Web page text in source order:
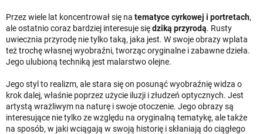
Przez wiele lat koncentrował się na tematyce cyrkowej i portretach,
ale ostatnio coraz bardziej interesuje siędziką przyrodą. Rusty
uwiecznia przyrodę nie tylko taką, jaka jest. W swoje obrazy wplata
też trochę własnej wyobraźni, tworząc oryginalne i zabawne dzieła.
Jego ulubioną techniką jest malarstwo olejne.
Jego styl to realizm, ale stara się on posunąć wyobraźnię widza o
krok dalej, właśnie poprzez użycie iluzji i złudzeń optycznych. Jest
artystą wrażliwym na naturę i swoje otoczenie. Jego obrazy są
interesujące nie tylko ze względu na oryginalną tematykę, ale także
na sposób, w jaki wciągają w swoją historię i skłaniają do ciągłego